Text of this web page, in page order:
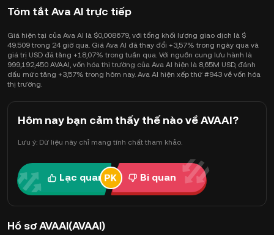
Tóm tắt Ava AI trực tiếp
Giá hiện tại của Ava AI là $0,008679, với tổng khối lượng giao dịch là $
49.509 trong 24 giờ qua. Giá Ava AI đã thay đổi +3,57% trong ngày qua và
giá trị USD đã tăng +18,07% trong tuần qua. Với nguồn cung lưu hành là
999,192,450 AVAAI, vốn hóa thị trường của Ava AI hiện là 8,65M USD, đánh
dấu mức tăng +3,57% trong hôm nay. Ava AI hiện xếp thứ #943 về vốn hóa
thị trường.
Hôm nay bạn cảm thấy thế nào về AVAAI?
Lưu ý: Dữ liệu này chỉ mang tính chất tham khảo.
Lạc quan Bi quan
Hồ sơ AVAAI(AVAAI)